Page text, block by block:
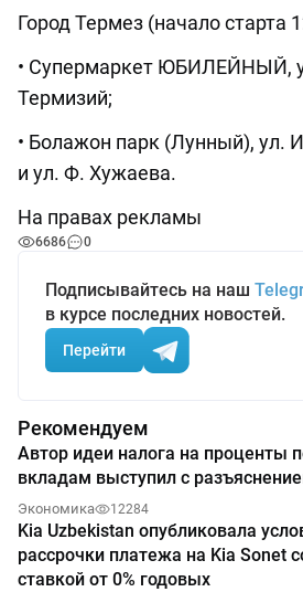
Город Термез (начало старта
• Супермаркет ЮБИЛЕЙНЫЙ,
Термизий;
• Болажон парк (Лунный), ул.
и ул. Ф. Хужаева.
На правах рекламы
6686 0
Подписывайтесь на наш
в курсе последних новостей.
Перейти
Рекомендуем
Автор идеи налога на проценты
вкладам выступил с
Экономика 12284
Kia Uzbekistan опубликовала
рассрочки платежа на Kia Sonet
ставкой от 0% годовых